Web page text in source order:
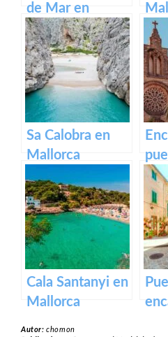
de Mar en
Mallorca
Sa Calobra en
Mallorca
y
Cala Santanyi en
Mallorca
Autor:chomon